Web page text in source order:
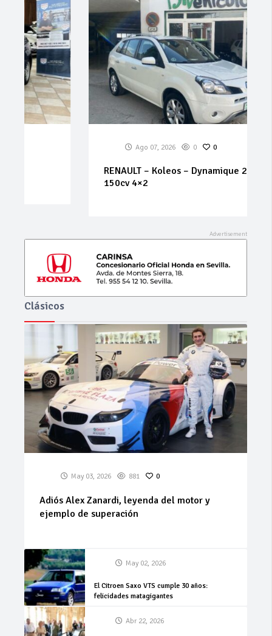
0 0
RENAULT – Koleos – Dynamique 2.0 dCi
Clásicos
May 03, 2026 881 0
Adiós Alex Zanardi, leyenda del motor y
ejemplo de superación
May 02, 2026
El Citroen Saxo VTS cumple 30 años:
felicidades matagigantes
Abr 22, 2026